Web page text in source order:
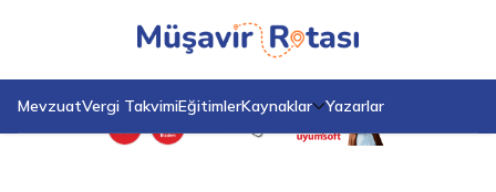
MevzuatVergi TakvimiEğitimlerKaynaklar Yazarlar
Anasayfa
Blog
Geçici Vergi Beyannamesi Kontrol Listesi Nasıl Yapılmalı?